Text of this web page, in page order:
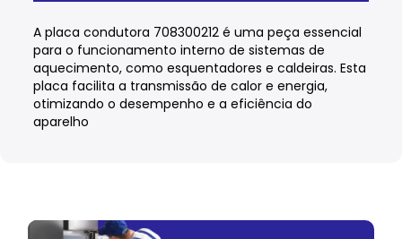
A placa condutora 708300212 é uma peça essencial
para o funcionamento interno de sistemas de
aquecimento, como esquentadores e caldeiras. Esta
placa facilita a transmissão de calor e energia,
otimizando o desempenho e a eficiência do
aparelho